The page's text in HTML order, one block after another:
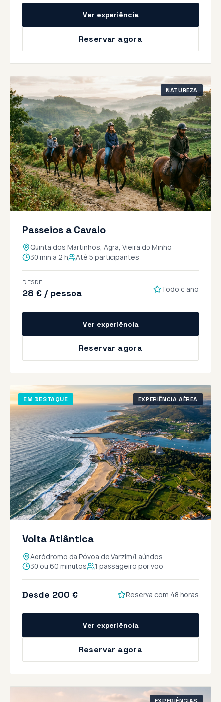
Ver experiência
Reservar agora
NATUREZA
Passeios a Cavalo
Quinta dos Martinhos, Agra, Vieira do Minho
30 min a 2 h
Até 5 participantes
DESDE
28 € / pessoa Todo o ano
Ver experiência
Reservar agora
EM DESTAQUE EXPERIÊNCIA AÉREA
Volta Atlântica
Aeródromo da Póvoa de Varzim/Laúndos
30 ou 60 minutos
1 passageiro por voo
Desde 200 € Reserva com 48 horas
Ver experiência
Reservar agora